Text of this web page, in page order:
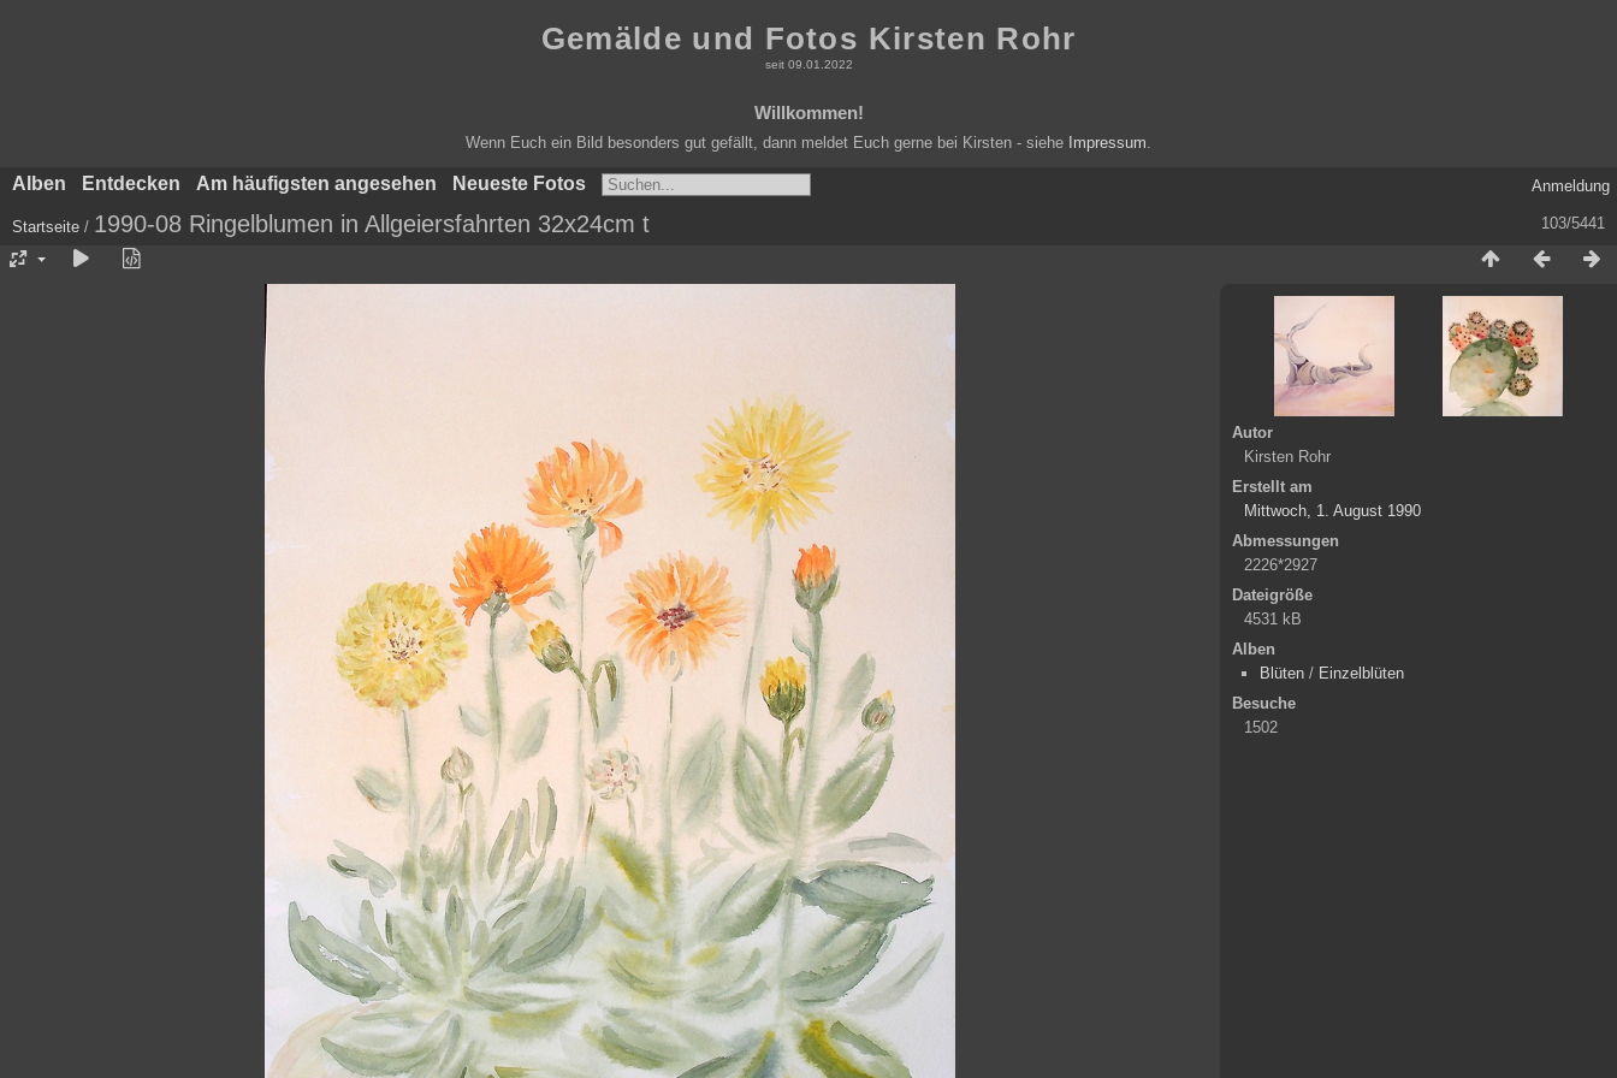
Gemälde und Fotos Kirsten Rohr
seit 09.01.2022
Willkommen!
Wenn Euch ein Bild besonders gut gefällt, dann meldet Euch gerne bei Kirsten - siehe Impressum
Alben Entdecken Am häufigsten angesehen Neueste Fotos Anmeldung
103/5441
Startseite / 1990-08 Ringelblumen in Allgeiersfahrten 32x24cm t
Autor
Kirsten Rohr
Erstellt am
Mittwoch, 1. August 1990
Abmessungen
2226*2927
Dateigröße
4531 kB
Alben
Blüten / Einzelblüten
Besuche
1502